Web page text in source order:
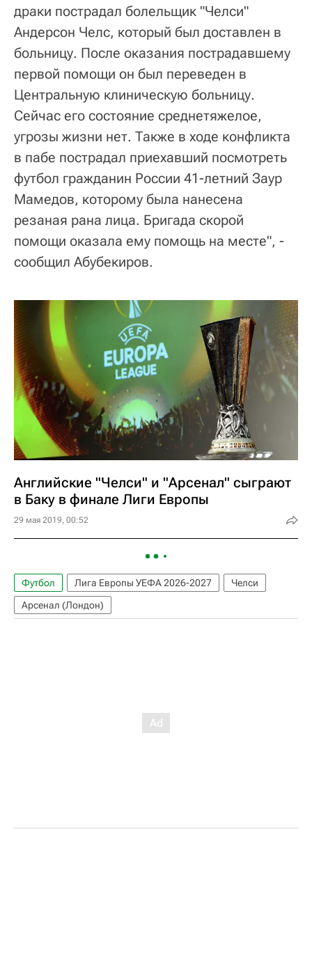
драки пострадал болельщик "Челси"
Андерсон Челс, который был доставлен в
больницу. После оказания пострадавшему
первой помощи он был переведен в
Центральную клиническую больницу.
Сейчас его состояние среднетяжелое,
угрозы жизни нет. Также в ходе конфликта
в пабе пострадал приехавший посмотреть
футбол гражданин России 41-летний Заур
Мамедов, которому была нанесена
резаная рана лица. Бригада скорой
помощи оказала ему помощь на месте", -
сообщил Абубекиров.
Английские "Челси" и "Арсенал" сыграют
в Баку в финале Лиги Европы
29 мая 2019, 00:52
Футбол Лига Европы УЕФА 2026-2027
Челси
Арсенал (Лондон)